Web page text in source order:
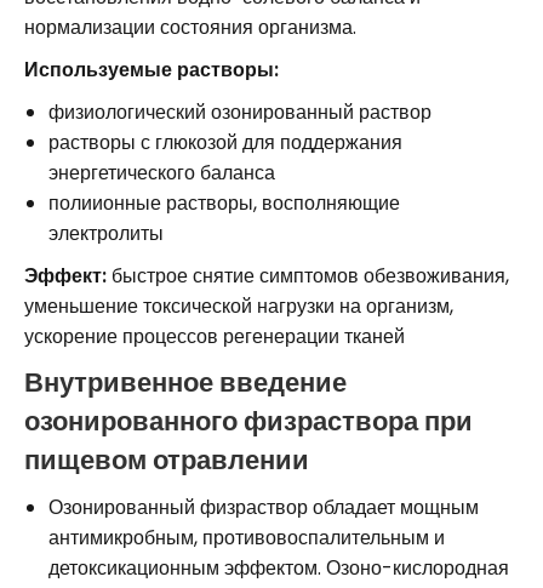
нормализации состояния организма.
Используемые растворы:
физиологический озонированный раствор
растворы с глюкозой для поддержания
энергетического баланса
полиионные растворы, восполняющие
электролиты
Эффект: быстрое снятие симптомов обезвоживания,
уменьшение токсической нагрузки на организм,
ускорение процессов регенерации тканей
Внутривенное введение
озонированного физраствора при
пищевом отравлении
Озонированный физраствор обладает мощным
антимикробным, противовоспалительным и
детоксикационным эффектом. Озоно-кислородная